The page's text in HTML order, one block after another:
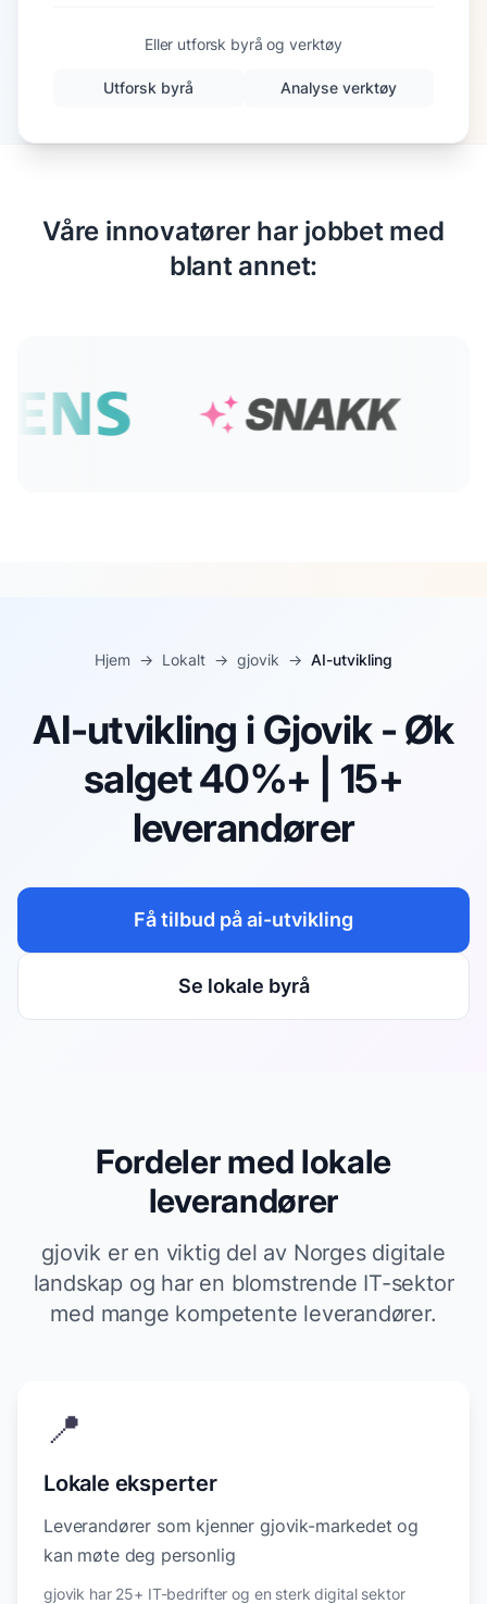
Eller utforsk byrå og verktøy
Utforsk byrå Analyse verktøy
Våre innovatører har jobbet med
blant annet:
Hjem → Lokalt → gjovik → AI-utvikling
AI-utvikling i Gjovik - Øk
salget 40%+ | 15+
leverandører
Få tilbud påai-utvikling
Se lokale byrå
Fordeler med lokale
leverandører
gjovik er en viktig del av Norges digitale
landskap og har en blomstrende IT-sektor
med mange kompetente leverandører.
📍
Lokale eksperter
Leverandører som kjenner gjovik-markedet og
kan møte deg personlig
gjovik har 25+ IT-bedrifter og en sterk digital sektor